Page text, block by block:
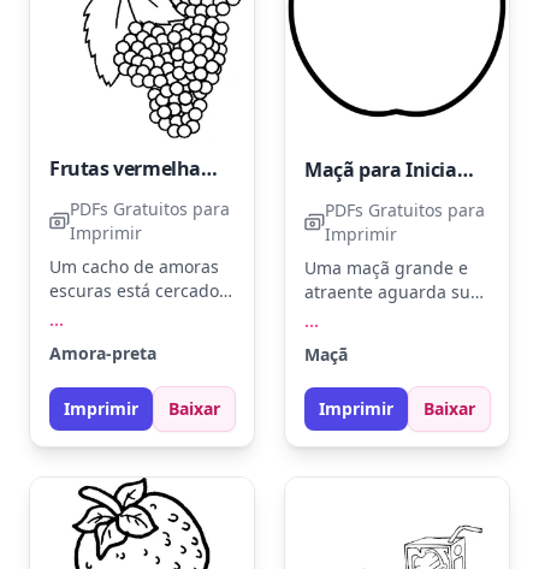
Frutas vermelhas escuras
PDFs Gratuitos para
Imprimir
Um cacho de amoras
escuras está cercado
são perfeitas para
tons de roxo escuro e
preto, enquanto as
folhas podem ganhar
intenso. Use lápis de
cor para misturar
suavemente as
tonalidades, criando
...
Amora-preta
Imprimir Baixar
Maçã para Iniciantes
PDFs Gratuitos para
Imprimir
Uma maçã grande e
atraente aguarda suas
vermelho, verde ou
até amarelo para
variar. Ideal para
crianças pequenas
habilidades de
...
Maçã
Imprimir Baixar